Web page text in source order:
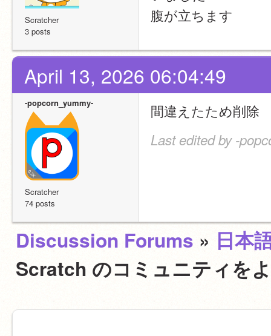
Scratcher
3 posts
腹が立ちます
April 13, 2026 06:04:49
-popcorn_yummy-
Scratcher
74 posts
間違えたため削除
Last edited by -
Discussion Forums » 日本
Scratch のコミュニティを